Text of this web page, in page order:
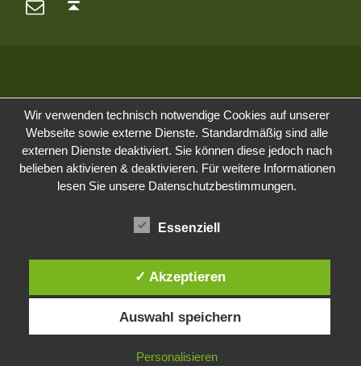
Wir verwenden technisch notwendige Cookies auf unserer
Webseite sowie externe Dienste. Standardmäßig sind alle
externen Dienste deaktiviert. Sie können diese jedoch nach
belieben aktivieren & deaktivieren. Für weitere Informationen
lesen Sie unsere Datenschutzbestimmungen.
Essenziell
✓ Akzeptieren
Auswahl speichern
Personalisieren